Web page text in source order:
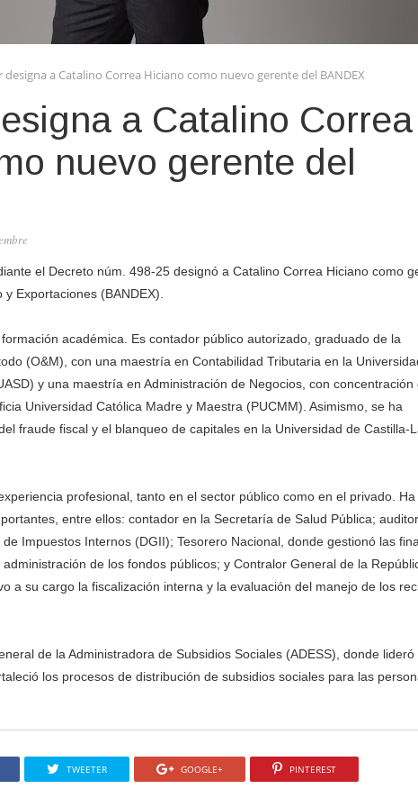
designa a Catalino Correa Hiciano como nuevo gerente del BANDEX
a Catalino Correa
nuevo gerente del
el Decreto núm. 498-25 designó a Catalino Correa Hiciano como
Exportaciones (BANDEX).
académica. Es contador público autorizado, graduado de la
(O&M), con una maestría en Contabilidad Tributaria en la
y una maestría en Administración de Negocios, con concentración
Universidad Católica Madre y Maestra (PUCMM). Asimismo, se ha
fraude fiscal y el blanqueo de capitales en la Universidad de Castilla-
profesional, tanto en el sector público como en el privado. Ha
entre ellos: contador en la Secretaría de Salud Pública; auditor
Impuestos Internos (DGII); Tesorero Nacional, donde gestionó las
de los fondos públicos; y Contralor General de la
a su cargo la fiscalización interna y la evaluación del manejo de los
de la Administradora de Subsidios Sociales (ADESS), donde lideró
los procesos de distribución de subsidios sociales para las
TWEETER GOOGLE+ PINTEREST